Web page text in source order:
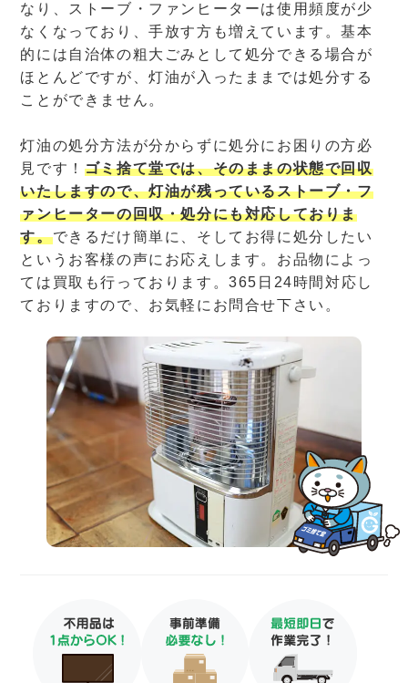
なり、ストーブ・ファンヒーターは使用頻度が少
なくなっており、手放す方も増えています。基本
的には自治体の粗大ごみとして処分できる場合が
ほとんどですが、灯油が入ったままでは処分する
ことができません。
灯油の処分方法が分からずに処分にお困りの方必
見です！ ゴミ捨て堂では、そのままの状態で回収
いたしますので、灯油が残っているストーブ・フ
ァンヒーターの回収・処分にも対応しておりま
す。できるだけ簡単に、そしてお得に処分したい
というお客様の声にお応えします。お品物によっ
ては買取も行っております。365日24時間対応し
ておりますので、お気軽にお問合せ下さい。